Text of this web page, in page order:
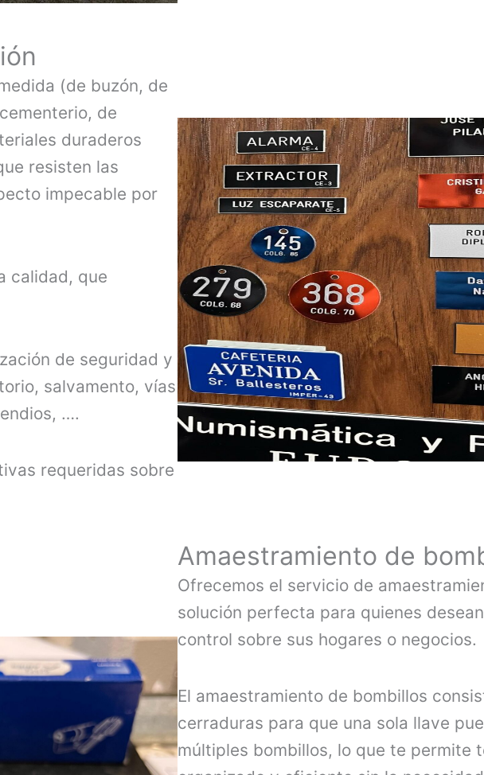
(de buzón, de
de
duraderos
resisten las
impecable por
calidad, que
de seguridad y
salvamento, vías
….
requeridas sobre
Amaestramiento de
Ofrecemos el servicio de
solución perfecta para quienes
control sobre sus hogares o negocios.
El amaestramiento de bombillos
cerraduras para que una sola llave
múltiples bombillos, lo que te permite